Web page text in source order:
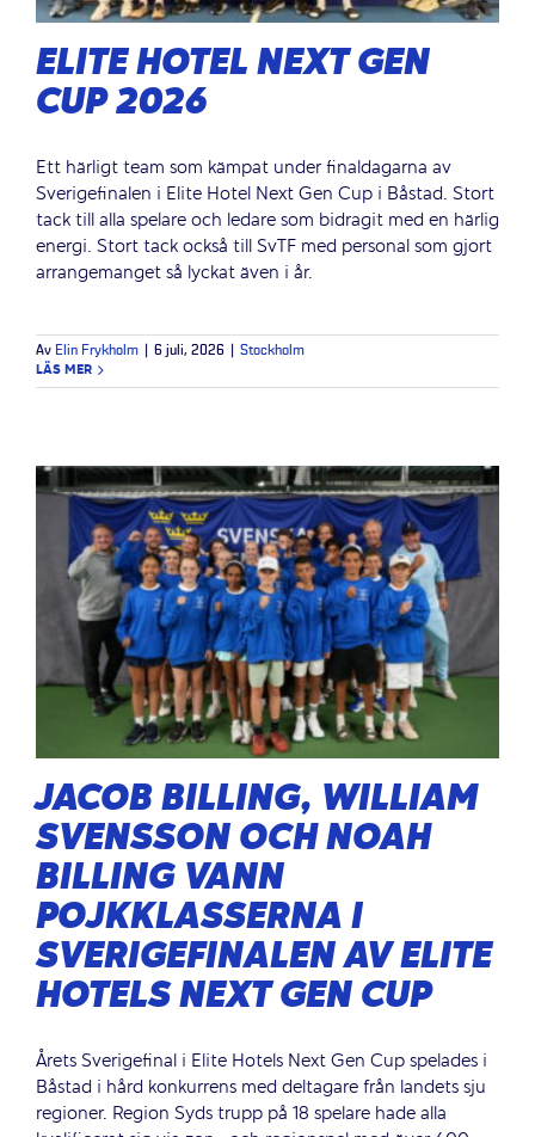
ELITE HOTEL NEXT GEN
CUP 2026
Ett härligt team som kämpat under finaldagarna av
Sverigefinalen i Elite Hotel Next Gen Cup i Båstad. Stort
tack till alla spelare och ledare som bidragit med en härlig
energi. Stort tack också till SvTF med personal som gjort
arrangemanget så lyckat även i år.
Av Elin Frykholm 6 juli, 2026 Stockholm
LÄS MER
JACOB BILLING, WILLIAM
SVENSSON OCH NOAH
BILLING VANN
POJKKLASSERNA I
SVERIGEFINALEN AV ELITE
HOTELS NEXT GEN CUP
Årets Sverigefinal i Elite Hotels Next Gen Cup spelades i
Båstad i hård konkurrens med deltagare från landets sju
regioner. Region Syds trupp på 18 spelare hade alla